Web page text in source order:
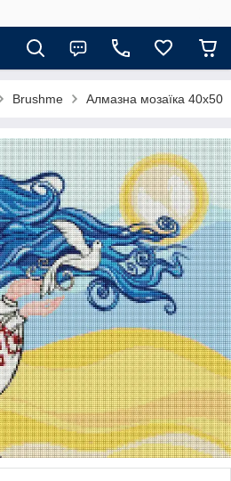
Brushme Алмазна мозаїка 40х50